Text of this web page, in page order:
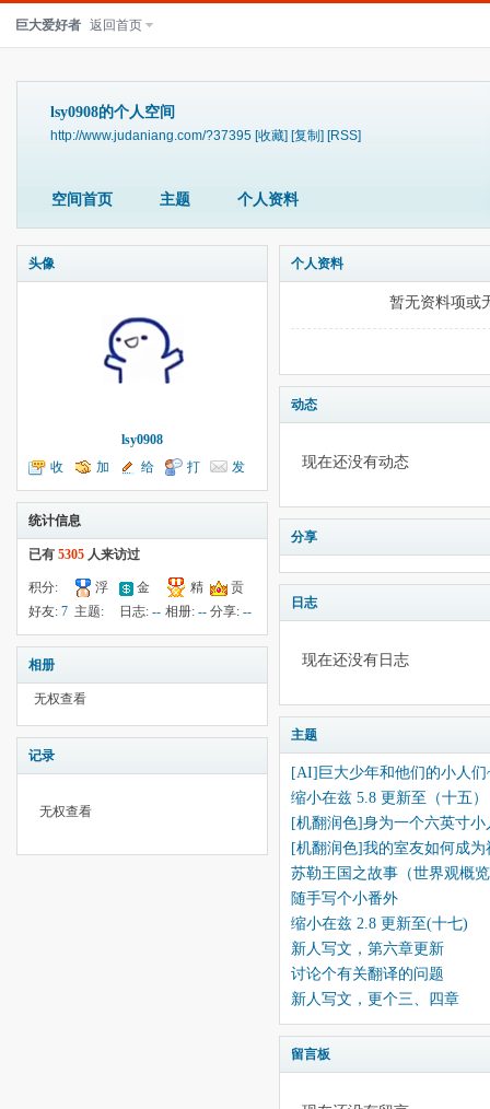
巨大爱好者 返回首页
lsy0908的个人空间
http://www.judaniang.com/?37395 [收藏] [复制] [RSS]
空间首页 主题 个人资料
头像
lsy0908
收
听TA
加
为好友
给
我留言
打
个招呼
发
送消息
统计信息
已有 5305 人来访过
积分:
-29
浮
云:
金
钱:138
精
华:--
贡
献:--
好友: 7 主题:
14
日志:-- 相册: -- 分享:--
相册
无权查看
记录
无权查看
个人资料
暂无资料项或
动态
现在还没有动态
分享
日志
现在还没有日志
主题
[AI]巨大少年和他们的小人们
缩小在兹 5.8 更新至（十五）
[机翻润色]身为一个六英寸小
[机翻润色]我的室友如何成为
苏勒王国之故事（世界观概
随手写个小番外
缩小在兹 2.8 更新至(十七)
新人写文，第六章更新
讨论个有关翻译的问题
新人写文，更个三、四章
留言板